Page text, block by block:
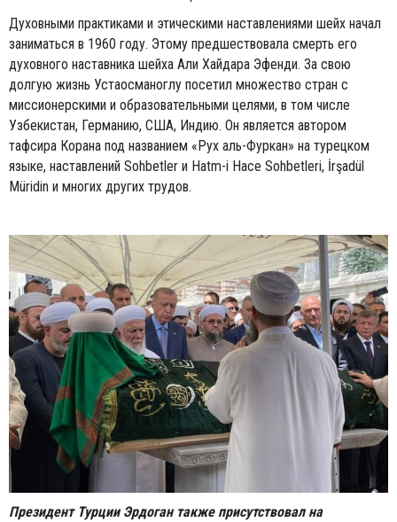
Духовными практиками и этическими наставлениями шейх начал
заниматься в 1960 году. Этому предшествовала смерть его
духовного наставника шейха Али Хайдара Эфенди. За свою
долгую жизнь Устаосманоглу посетил множество стран с
миссионерскими и образовательными целями, в том числе
Узбекистан, Германию, США, Индию. Он является автором
тафсира Корана под названием «Рух аль-Фуркан» на турецком
языке, наставлений Sohbetler и Hatm-i Hace Sohbetleri, İrşadül
Müridin и многих других трудов.
Президент Турции Эрдоган также присутствовал на